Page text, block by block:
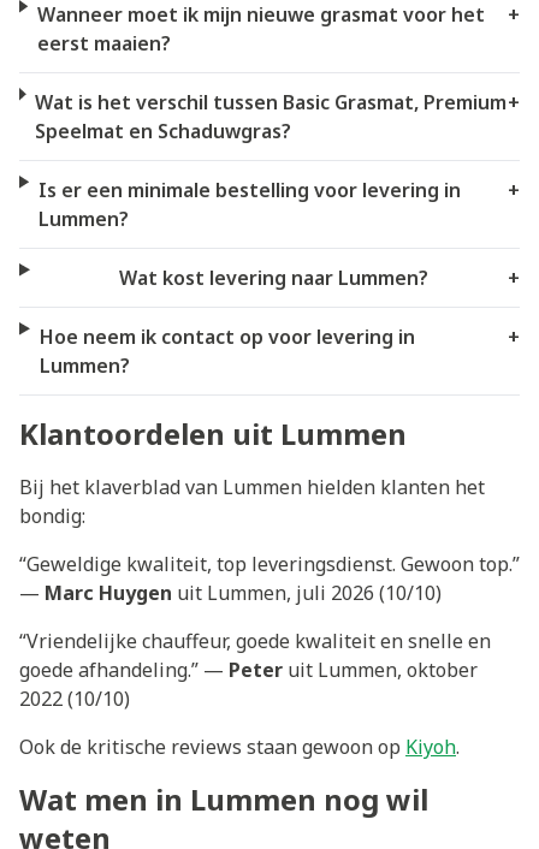
Wanneer moet ik mijn nieuwe grasmat voor het
eerst maaien?
+
Wat is het verschil tussen Basic Grasmat, Premium
Speelmat en Schaduwgras?
+
Is er een minimale bestelling voor levering in
Lummen?
+
Wat kost levering naar Lummen? +
Hoe neem ik contact op voor levering in
Lummen?
+
Klantoordelen uit Lummen
Bij het klaverblad van Lummen hielden klanten het
bondig:
“Geweldige kwaliteit, top leveringsdienst. Gewoon top.”
— Marc Huygen uit Lummen, juli 2026 (10/10)
“Vriendelijke chauffeur, goede kwaliteit en snelle en
goede afhandeling.” — Peter uit Lummen, oktober
2022 (10/10)
Ook de kritische reviews staan gewoon op Kiyoh.
Wat men in Lummen nog wil
weten